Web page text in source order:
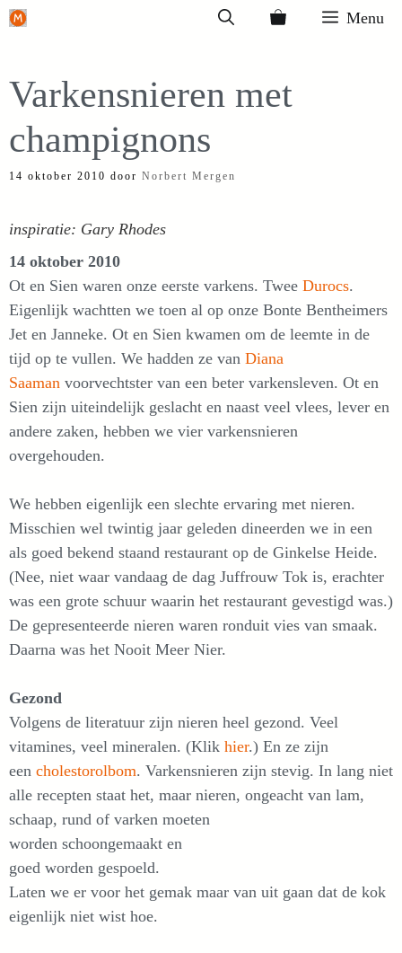
Ga
inhoud
Menu
Varkensnieren met
champignons
14 oktober 2010 door Norbert Mergen
inspiratie: Gary Rhodes
14 oktober 2010
Ot en Sien waren onze eerste varkens. Twee Durocs.
Eigenlijk wachtten we toen al op onze Bonte Bentheimers
Jet en Janneke. Ot en Sien kwamen om de leemte in de
tijd op te vullen. We hadden ze van Diana
Saaman voorvechtster van een beter varkensleven. Ot en
Sien zijn uiteindelijk geslacht en naast veel vlees, lever en
andere zaken, hebben we vier varkensnieren
overgehouden.
We hebben eigenlijk een slechte ervaring met nieren.
Misschien wel twintig jaar geleden dineerden we in een
als goed bekend staand restaurant op de Ginkelse Heide.
(Nee, niet waar vandaag de dag Juffrouw Tok is, erachter
was een grote schuur waarin het restaurant gevestigd was.)
De gepresenteerde nieren waren ronduit vies van smaak.
Daarna was het Nooit Meer Nier.
Gezond
Volgens de literatuur zijn nieren heel gezond. Veel
vitamines, veel mineralen. (Klik hier.) En ze zijn
een cholestorolbom. Varkensnieren zijn stevig. In lang niet
alle recepten staat het, maar nieren, ongeacht van lam,
schaap, rund of varken moeten
worden schoongemaakt en
goed worden gespoeld.
Laten we er voor het gemak maar van uit gaan dat de kok
eigenlijk niet wist hoe.